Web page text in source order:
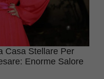
Casa Stellare Per
Enorme Salore